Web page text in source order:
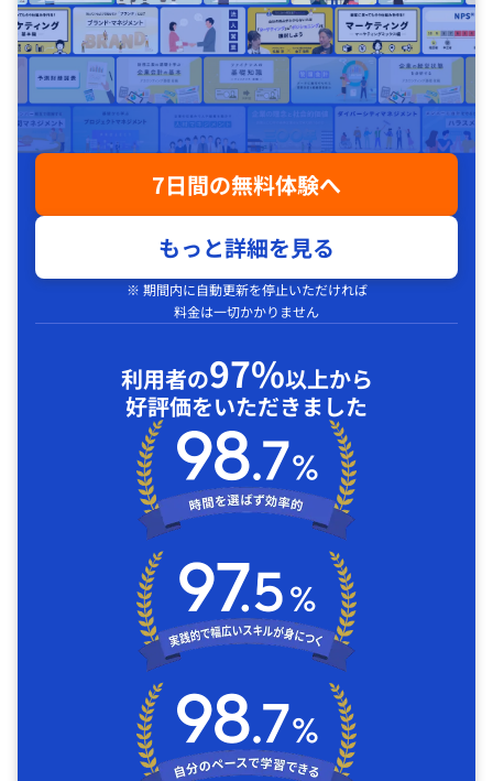
7日間の無料体験へ
もっと詳細を見る
※ 期間内に自動更新を停止いただければ
料金は一切かかりません
利用者の97%以上から
好評価をいただきました